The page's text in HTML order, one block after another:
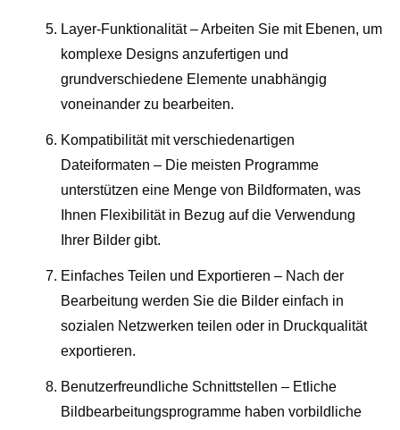
Layer-Funktionalität – Arbeiten Sie mit Ebenen, um
komplexe Designs anzufertigen und
grundverschiedene Elemente unabhängig
voneinander zu bearbeiten.
Kompatibilität mit verschiedenartigen
Dateiformaten – Die meisten Programme
unterstützen eine Menge von Bildformaten, was
Ihnen Flexibilität in Bezug auf die Verwendung
Ihrer Bilder gibt.
Einfaches Teilen und Exportieren – Nach der
Bearbeitung werden Sie die Bilder einfach in
sozialen Netzwerken teilen oder in Druckqualität
exportieren.
Benutzerfreundliche Schnittstellen – Etliche
Bildbearbeitungsprogramme haben vorbildliche